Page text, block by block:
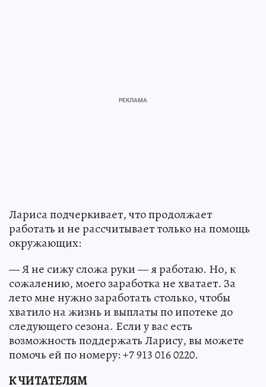
Лариса подчеркивает, что продолжает
работать и не рассчитывает только на помощь
окружающих:
— Я не сижу сложа руки — я работаю. Но, к
сожалению, моего заработка не хватает. За
лето мне нужно заработать столько, чтобы
хватило на жизнь и выплаты по ипотеке до
следующего сезона. Если у вас есть
возможность поддержать Ларису, вы можете
помочь ей по номеру: +7 913 016 0220.
К ЧИТАТЕЛЯМ